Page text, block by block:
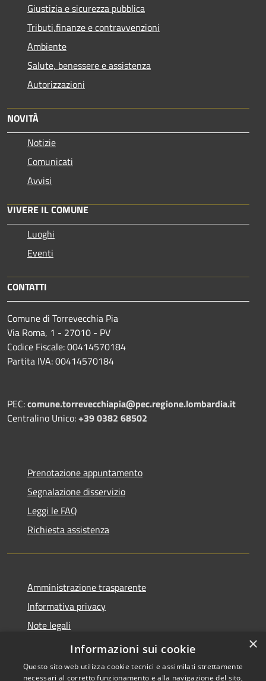
Giustizia e sicurezza pubblica
Tributi,finanze e contravvenzioni
Ambiente
Salute, benessere e assistenza
Autorizzazioni
NOVITÀ
Notizie
Comunicati
Avvisi
VIVERE IL COMUNE
Luoghi
Eventi
CONTATTI
Comune di Torrevecchia Pia
Via Roma, 1 - 27010 - PV
Codice Fiscale: 00414570184
Partita IVA: 00414570184
PEC:comune.torrevecchiapia@pec.regione.lombardia.it
Centralino Unico:+39 0382 68502
Prenotazione appuntamento
Segnalazione disservizio
Leggi le FAQ
Richiesta assistenza
Amministrazione trasparente
Informativa privacy
Note legali
Dichiarazione di accessibilità
×
Informazioni sui cookie
Questo sito web utilizza cookie tecnici e assimilati strettamente
necessari al corretto funzionamento e alla navigazione del sito,